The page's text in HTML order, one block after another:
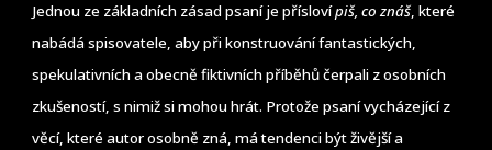
Jednou ze základních zásad psaní je příslovípiš, co znáš, které
nabádá spisovatele, aby při konstruování fantastických,
spekulativních a obecně fiktivních příběhů čerpali z osobních
zkušeností, s nimiž si mohou hrát. Protože psaní vycházející z
věcí, které autor osobně zná, má tendenci být živější a